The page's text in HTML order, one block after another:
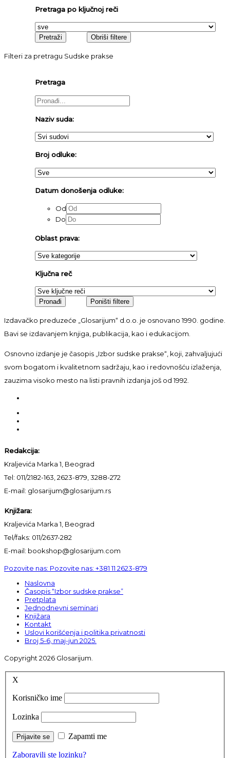
Pretraga po ključnoj reči
Filteri za pretragu Sudske prakse
Pretraga
Naziv suda:
Broj odluke:
Datum donošenja odluke:
Od
Do
Oblast prava:
Ključna reč
Izdavačko preduzeće „Glosarijum“ d.o.o. je osnovano 1990. godine.
Bavi se izdavanjem knjiga, publikacija, kao i edukacijom.
Osnovno izdanje je časopis „Izbor sudske prakse“, koji, zahvaljujući
svom bogatom i kvalitetnom sadržaju, kao i redovnošću izlaženja,
zauzima visoko mesto na listi pravnih izdanja još od 1992.
Redakcija:
Kraljevića Marka 1, Beograd
Tel: 011/2182-163, 2623-879, 3288-272
E-mail: glosarijum@glosarijum.rs
Knjižara:
Kraljevića Marka 1, Beograd
Tel/faks: 011/2637-282
E-mail: bookshop@glosarijum.com
Pozovite nas: Pozovite nas: +381 11 2623-879
Naslovna
Časopis “Izbor sudske prakse”
Pretplata
Jednodnevni seminari
Knjižara
Kontakt
Uslovi korišćenja i politika privatnosti
Broj 5-6, maj-jun 2025.
Copyright 2026 Glosarijum.
X
Korisničko ime
Lozinka
Zapamti me
Zaboravili ste lozinku?